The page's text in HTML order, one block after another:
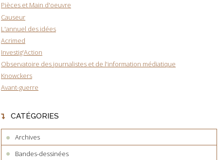
Pièces et Main d'oeuvre
Causeur
L'annuel des idées
Acrimed
Investig'Action
Observatoire des journalistes et de l'information médiatique
Knowckers
Avant-guerre
CATÉGORIES
Archives
Bandes-dessinées